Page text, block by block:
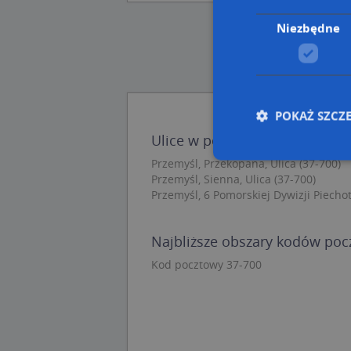
Ulice w pobliżu
Przemyśl, Przekopana, Ulica (37-700)
Przemyśl, Sienna, Ulica (37-700)
Przemyśl, 6 Pomorskiej Dywizji
Najbliższe obszary kodów
Kod pocztowy 37-700
Niezbędne
POKAŻ
Niezbędne pliki
zarządzanie